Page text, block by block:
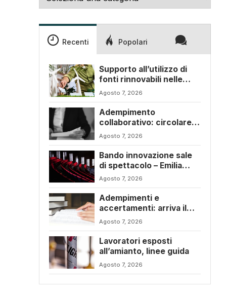
Recenti Popolari
Supporto all’utilizzo di
fonti rinnovabili nelle
imprese – Emilia Romagna
Agosto 7, 2026
Adempimento
collaborativo: circolare
6/E con ogni novità della
Agosto 7, 2026
Bando innovazione sale
di spettacolo – Emilia
Romagna
Agosto 7, 2026
Adempimenti e
accertamenti: arriva il
nuovo Testo Unico
fiscale
Agosto 7, 2026
Lavoratori esposti
all’amianto, linee guida
Agosto 7, 2026